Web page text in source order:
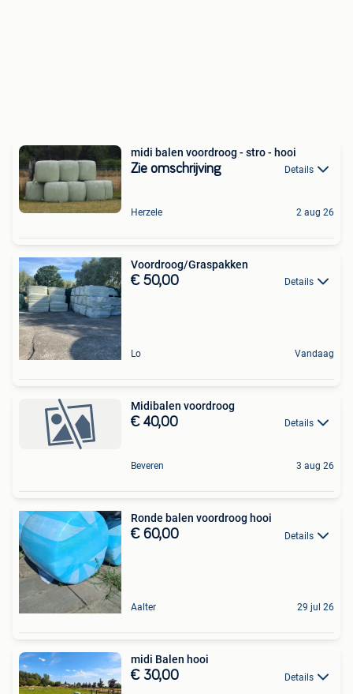
midi balen voordroog - stro - hooi
Zie omschrijving Details
Herzele 2 aug 26
Voordroog/Graspakken
€ 50,00 Details
Lo Vandaag
Midibalen voordroog
€ 40,00 Details
Beveren 3 aug 26
Ronde balen voordroog hooi
€ 60,00 Details
Aalter 29 jul 26
midi Balen hooi
€ 30,00 Details